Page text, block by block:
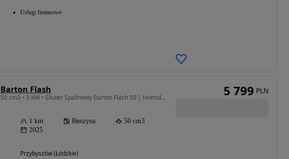
Usługi finansowe
Barton Flash
50 cm3 • 3 KM • Skuter Spalinowy Barton Flash 50 | Homologacja | Nowy | Idealny Dojazd
1 km Benzyna
50 cm3
2025
Przybyszów (Łódzkie)
5 799 PLN